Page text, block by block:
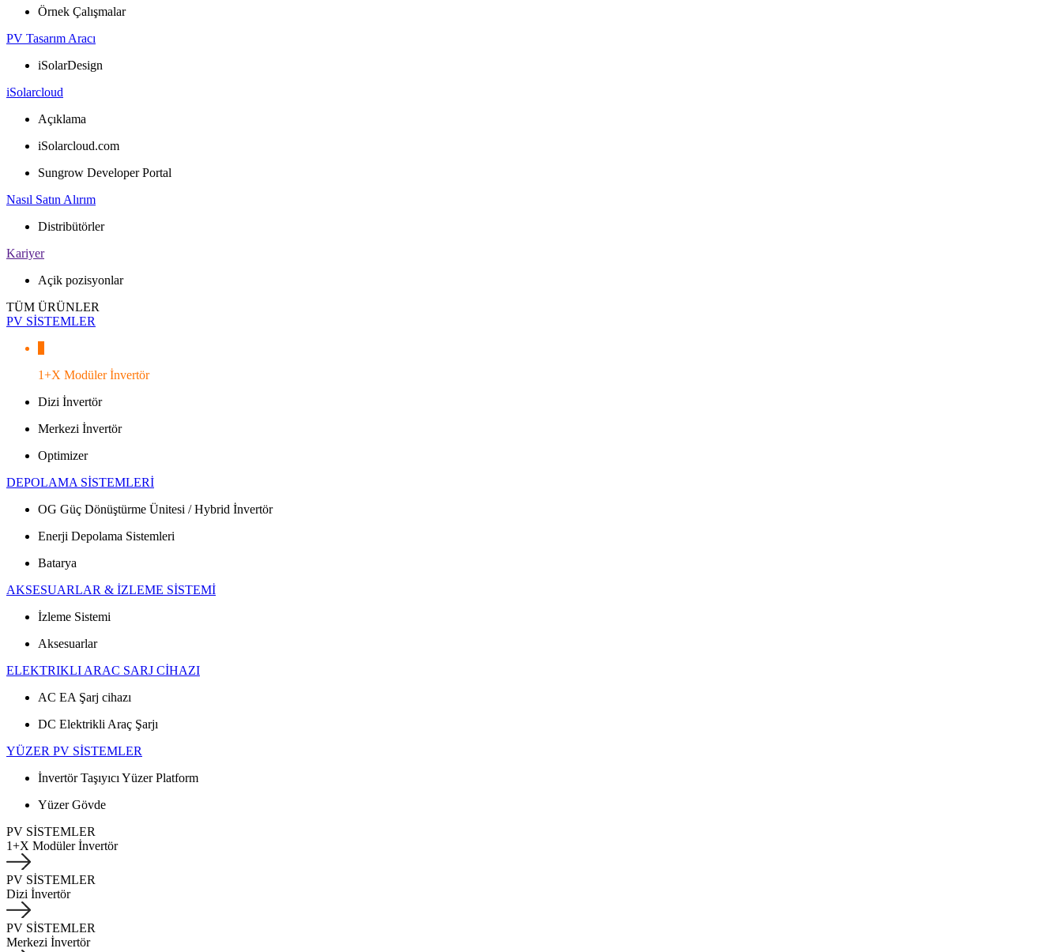
Örnek Çalışmalar
PV Tasarım Aracı
iSolarDesign
iSolarcloud
Açıklama
iSolarcloud.com
Sungrow Developer Portal
Nasıl Satın Alırım
Distribütörler
Kariyer
Açik pozisyonlar
TÜM ÜRÜNLER
PV SİSTEMLER
1+X Modüler İnvertör
Dizi İnvertör
Merkezi İnvertör
Optimizer
DEPOLAMA SİSTEMLERİ
OG Güç Dönüştürme Ünitesi / Hybrid İnvertör
Enerji Depolama Sistemleri
Batarya
AKSESUARLAR & İZLEME SİSTEMİ
İzleme Sistemi
Aksesuarlar
ELEKTRIKLI ARAC SARJ CİHAZI
AC EA Şarj cihazı
DC Elektrikli Araç Şarjı
YÜZER PV SİSTEMLER
İnvertör Taşıyıcı Yüzer Platform
Yüzer Gövde
PV SİSTEMLER
1+X Modüler İnvertör
PV SİSTEMLER
Dizi İnvertör
PV SİSTEMLER
Merkezi İnvertör